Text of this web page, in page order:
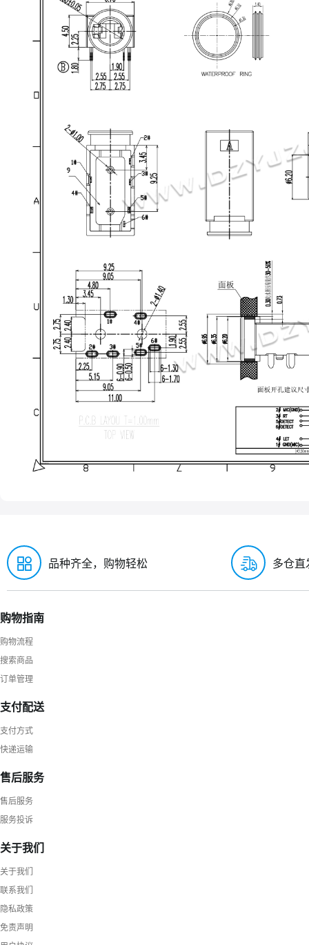
品种齐全，购物轻松 多仓直
购物指南
购物流程
搜索商品
订单管理
支付配送
支付方式
快递运输
售后服务
售后服务
服务投诉
关于我们
关于我们
联系我们
隐私政策
免责声明